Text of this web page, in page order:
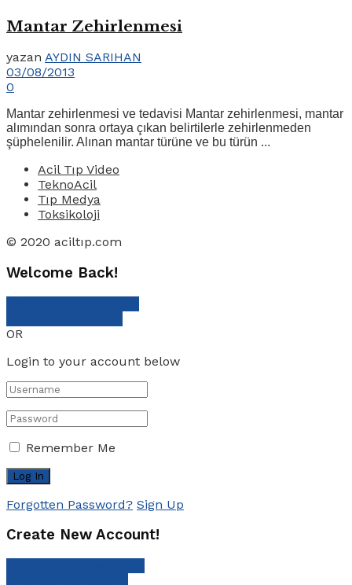
Mantar Zehirlenmesi
yazan AYDIN SARIHAN
03/08/2013
0
Mantar zehirlenmesi ve tedavisi Mantar zehirlenmesi, mantar
alımından sonra ortaya çıkan belirtilerle zehirlenmeden
şüphelenilir. Alınan mantar türüne ve bu türün ...
Acil Tıp Video
TeknoAcil
Tıp Medya
Toksikoloji
© 2020 aciltıp.com
Welcome Back!
OR
Login to your account below
Remember Me
Forgotten Password? Sign Up
Create New Account!